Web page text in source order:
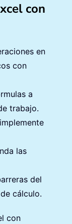
con
en
con
a
trabajo.
las
del
cálculo.
con